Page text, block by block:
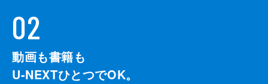
02
動画も書籍も
U-NEXTひとつでOK。